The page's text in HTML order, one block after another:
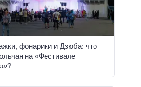
фонарики и Дзюба: что
на «Фестивале